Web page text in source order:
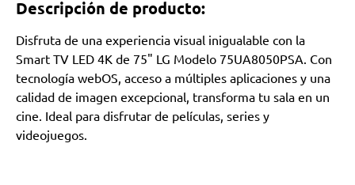
Descripción de producto:
Disfruta de una experiencia visual inigualable con la
Smart TV LED 4K de 75" LG Modelo 75UA8050PSA. Con
tecnología webOS, acceso a múltiples aplicaciones y una
calidad de imagen excepcional, transforma tu sala en un
cine. Ideal para disfrutar de películas, series y
videojuegos.